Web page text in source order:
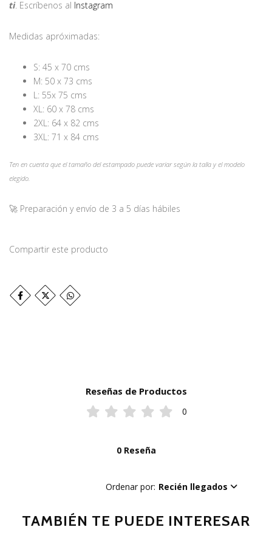
ti. Escríbenos al Instagram
Medidas apróximadas:
S: 45 x 70 cms
M: 50 x 73 cms
L: 55x 75 cms
XL: 60 x 78 cms
2XL: 64 x 82 cms
3XL: 71 x 84 cms
Ten en cuenta que el tamaño del estampado puede variar según la talla y el modelo
elegido.
🚀 Preparación y envío de 3 a 5 días hábiles
Compartir este producto
Reseñas de Productos
0
0 Reseña
Ordenar por: Recién llegados
TAMBIÉN TE PUEDE INTERESAR